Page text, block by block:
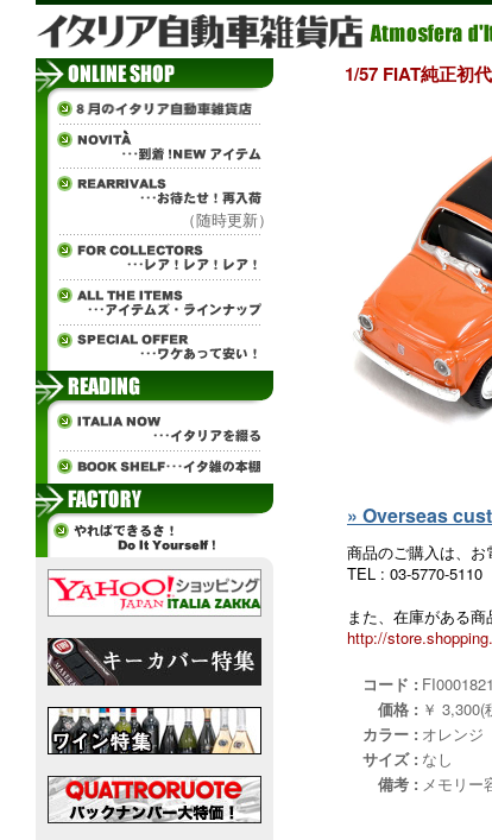
（随時更新）
1/57 FIAT純正初
» Overseas
商品のご購入は、お
TEL : 03-5770-
また、在庫がある商
http://
コード :
価格 : ￥ 3,300(
カラー : オレンジ
サイズ : なし
備考 : メモリー